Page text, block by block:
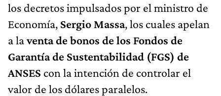
los decretos impulsados por el ministro de
Economía, Sergio Massa, los cuales apelan
a laventa de bonos de los Fondos de
Garantía de Sustentabilidad (FGS) de
ANSES con la intención de controlar el
valor de los dólares paralelos.